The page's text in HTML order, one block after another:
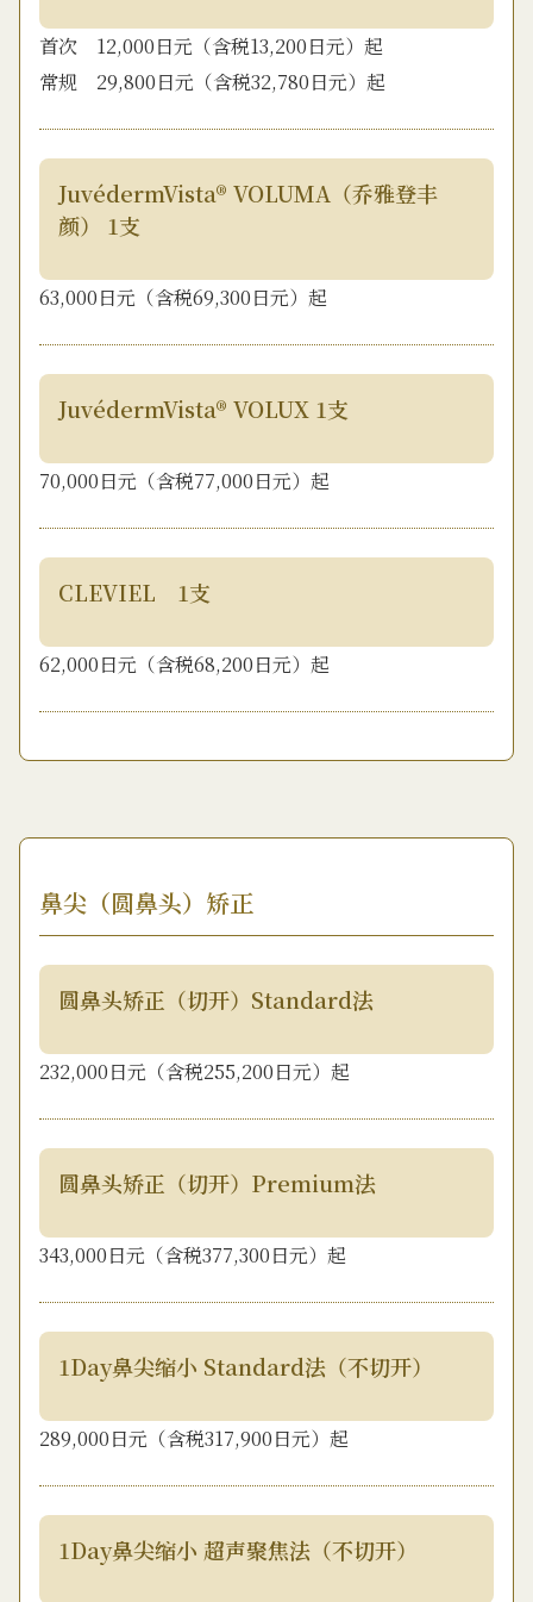
首次 12,000日元（含税13,200日元）起
常规 29,800日元（含税32,780日元）起
JuvédermVista® VOLUMA（乔雅登丰
颜） 1支
63,000日元（含税69,300日元）起
JuvédermVista® VOLUX 1支
70,000日元（含税77,000日元）起
CLEVIEL 1支
62,000日元（含税68,200日元）起
鼻尖（圆鼻头）矫正
圆鼻头矫正（切开）Standard法
232,000日元（含税255,200日元）起
圆鼻头矫正（切开）Premium法
343,000日元（含税377,300日元）起
1Day鼻尖缩小 Standard法（不切开）
289,000日元（含税317,900日元）起
1Day鼻尖缩小 超声聚焦法（不切开）